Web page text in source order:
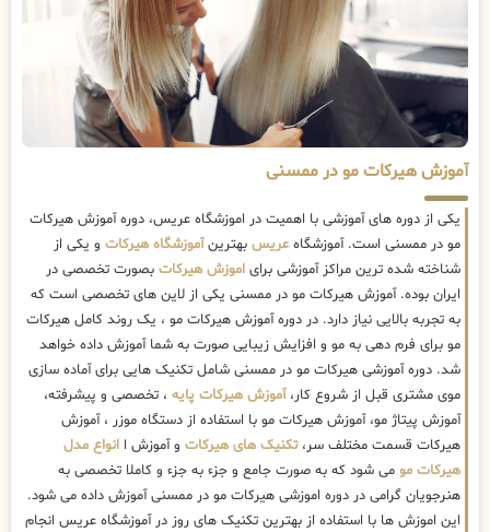
آموزش هیرکات مو در ممسنی
یکی از دوره های آموزشی با اهمیت در اموزشگاه عریس، دوره آموزش هیرکات
مو در ممسنی است. آموزشگاه عریس بهترینآموزشگاه هیرکات و یکی از
شناخته شده ترین مراکز آموزشی برای اموزش هیرکات بصورت تخصصی در
ایران بوده. آموزش هیرکات مو در ممسنی یکی از لاین های تخصصی است که
به تجربه بالایی نیاز دارد. در دوره آموزش هیرکات مو ، یک روند کامل هیرکات
مو برای فرم دهی به مو و افزایش زیبایی صورت به شما آموزش داده خواهد
شد. دوره آموزشی هیرکات مو در ممسنی شامل تکنیک هایی برای آماده سازی
موی مشتری قبل از شروع کار،آموزش هیرکات پایه ، تخصصی و پیشرفته،
آموزش پیتاژ مو، آموزش هیرکات مو با استفاده از دستگاه موزر ، آموزش
هیرکات قسمت مختلف سر،تکنیک های هیرکات و آموزش ا انواع مدل
هیرکات مو می شود که به صورت جامع و جزء به جزء و کاملا تخصصی به
هنرجویان گرامی در دوره اموزشی هیرکات مو در ممسنی آموزش داده می شود.
این اموزش ها با استفاده از بهترین تکنیک های روز در آموزشگاه عریس انجام